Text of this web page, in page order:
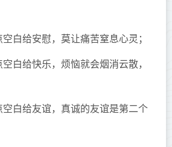
白给安慰，莫让痛苦窒息心灵；
白给快乐，烦恼就会烟消云散，
空白给友谊，真诚的友谊是第二个